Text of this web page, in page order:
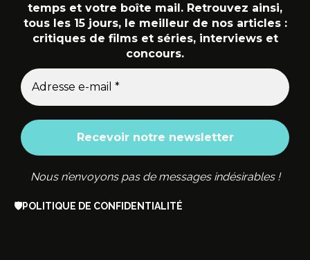
temps et votre boîte mail. Retrouvez ainsi,
tous les 15 jours, le meilleur de nos articles :
critiques de films et séries, interviews et
concours.
Nous n’envoyons pas de messages indésirables !
🛡️POLITIQUE DE CONFIDENTIALITÉ